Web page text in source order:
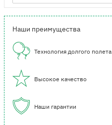
Наши преимущества
Технология долгого полета
Высокое качество
Наши гарантии